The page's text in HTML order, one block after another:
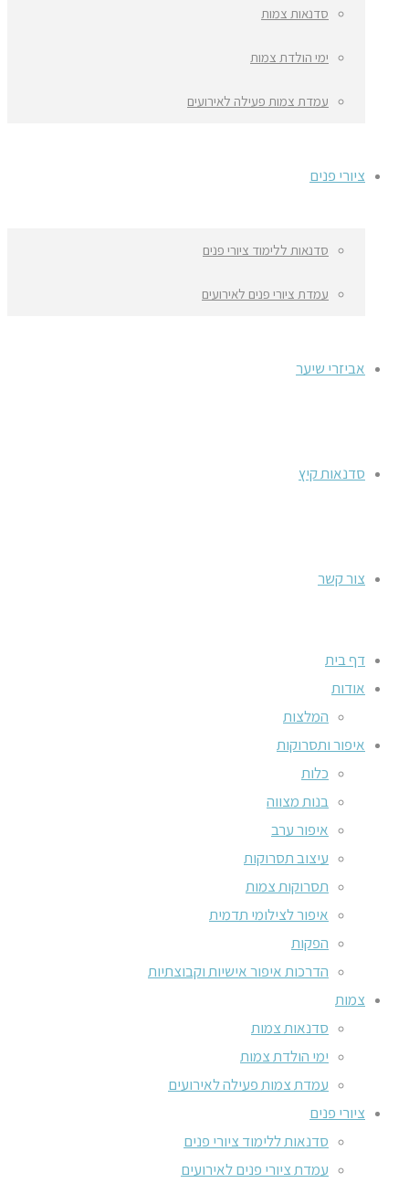
סדנאות צמות
ימי הולדת צמות
עמדת צמות פעילה לאירועים
ציורי פנים
סדנאות ללימוד ציורי פנים
עמדת ציורי פנים לאירועים
אביזרי שיער
סדנאות קיץ
צור קשר
דף בית
אודות
המלצות
איפור ותסרוקות
כלות
בנות מצווה
איפור ערב
עיצוב תסרוקות
תסרוקות צמות
איפור לצילומי תדמית
הפקות
הדרכות איפור אישיות וקבוצתיות
צמות
סדנאות צמות
ימי הולדת צמות
עמדת צמות פעילה לאירועים
ציורי פנים
סדנאות ללימוד ציורי פנים
עמדת ציורי פנים לאירועים